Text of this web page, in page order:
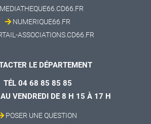
MEDIATHEQUE66.CD66.FR
NUMERIQUE66.FR
ASSOCIATIONS.CD66.FR
LE DÉPARTEMENT
TÉL 04 68 85 85 85
VENDREDI DE 8 H 15 À 17 H
POSER UNE QUESTION